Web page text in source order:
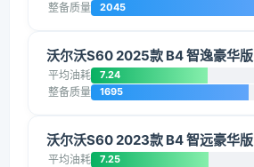
整备质量 2045
沃尔沃S60 2025款 B4 智逸豪华版
平均油耗 7.24
整备质量 1695
沃尔沃S60 2023款 B4 智远豪华版
平均油耗 7.25